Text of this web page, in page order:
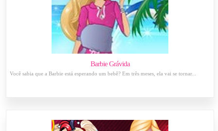
Barbie Grávida
Você sabia que a Barbie está esperando um bebê? Em três meses, ela vai se tornar...